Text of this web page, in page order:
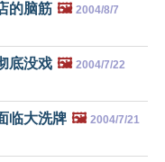
的脑筋 🖼️ 2004/8/7
底没戏 🖼️ 2004/7/22
临大洗牌 🖼️ 2004/7/21